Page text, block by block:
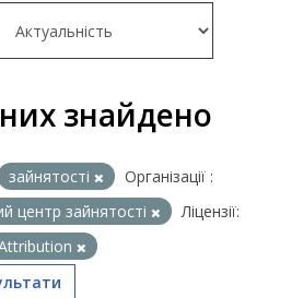
знайдено
зайнятості
Організації :
центр зайнятості
Ліцензії: